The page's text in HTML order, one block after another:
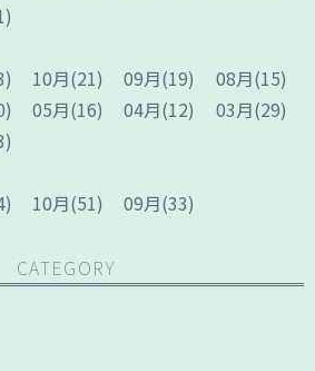
10月(21) 09月(19) 08月(15)
05月(16) 04月(12) 03月(29)
10月(51) 09月(33)
CATEGORY